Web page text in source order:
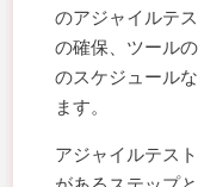
のアジャイルテ
の確保、ツール
のスケジュール
ます。
アジャイルテス